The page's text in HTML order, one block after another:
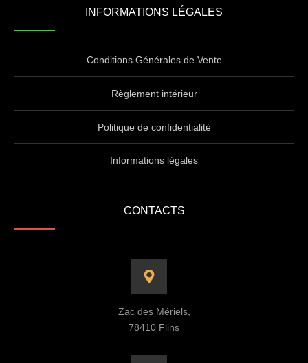
INFORMATIONS LÉGALES
Conditions Générales de Vente
Règlement intérieur
Politique de confidentialité
Informations légales
CONTACTS
Zac des Mériels,
78410 Flins